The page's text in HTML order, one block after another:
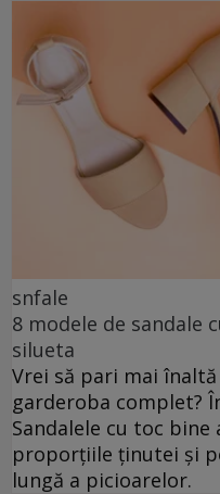
snfale
8 modele de sandale
silueta
Vrei să pari mai
garderoba complet?
Sandalele cu toc
proporțiile ținutei și
lungă a picioarelor.